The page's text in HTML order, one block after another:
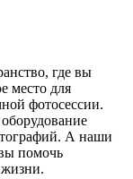
где вы
место для
фотосессии.
А наши
помочь
жизни.